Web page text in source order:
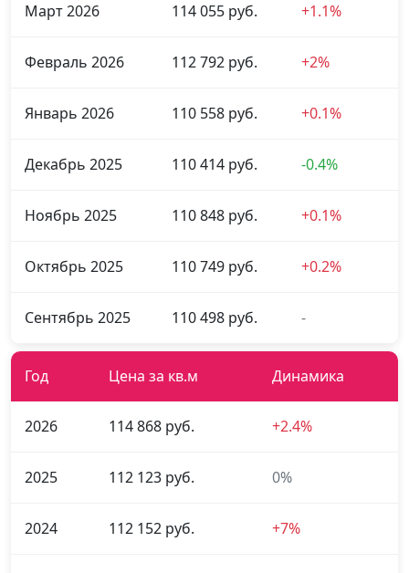
Март 2026 114 055 руб. +1.1%
Февраль 2026 112 792 руб. +2%
Январь 2026 110 558 руб. +0.1%
Декабрь 2025 110 414 руб. -0.4%
Ноябрь 2025 110 848 руб. +0.1%
Октябрь 2025 110 749 руб. +0.2%
Сентябрь 2025 110 498 руб. -
Год Цена за кв.м Динамика
2026 114 868 руб. +2.4%
2025 112 123 руб. 0%
2024 112 152 руб. +7%